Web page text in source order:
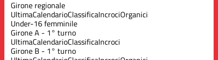
Girone regionale
UltimaCalendarioClassificaIncrociOrganici
Under-16 femminile
Girone A - 1° turno
UltimaCalendarioClassificaIncroci
Girone B - 1° turno